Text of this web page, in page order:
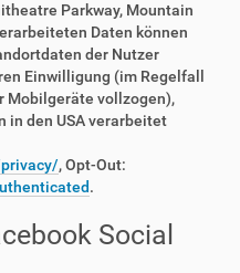
Parkway, Mountain
Daten können
der Nutzer
Einwilligung (im Regelfall
Mobilgeräte vollzogen),
in den USA verarbeitet
, Opt-Out:
.
Social